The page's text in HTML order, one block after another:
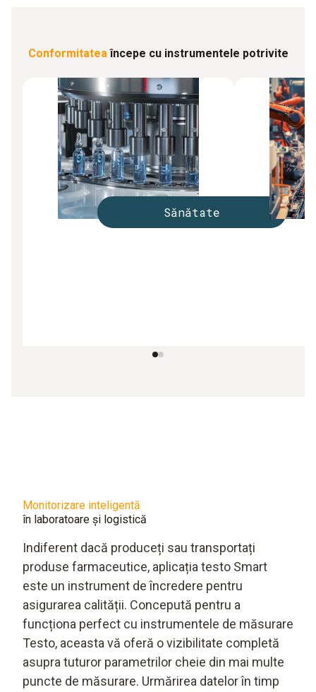
Conformitateaîncepe cu instrumentele potrivite
Sănătate
Monitorizare inteligentă
în laboratoare și logistică
Indiferent dacă produceți sau transportați
produse farmaceutice, aplicația testo Smart
este un instrument de încredere pentru
asigurarea calității. Concepută pentru a
funcționa perfect cu instrumentele de măsurare
Testo, aceasta vă oferă o vizibilitate completă
asupra tuturor parametrilor cheie din mai multe
puncte de măsurare. Urmărirea datelor în timp